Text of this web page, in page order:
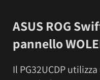
ASUS ROG
pannello
Il PG32UCDP